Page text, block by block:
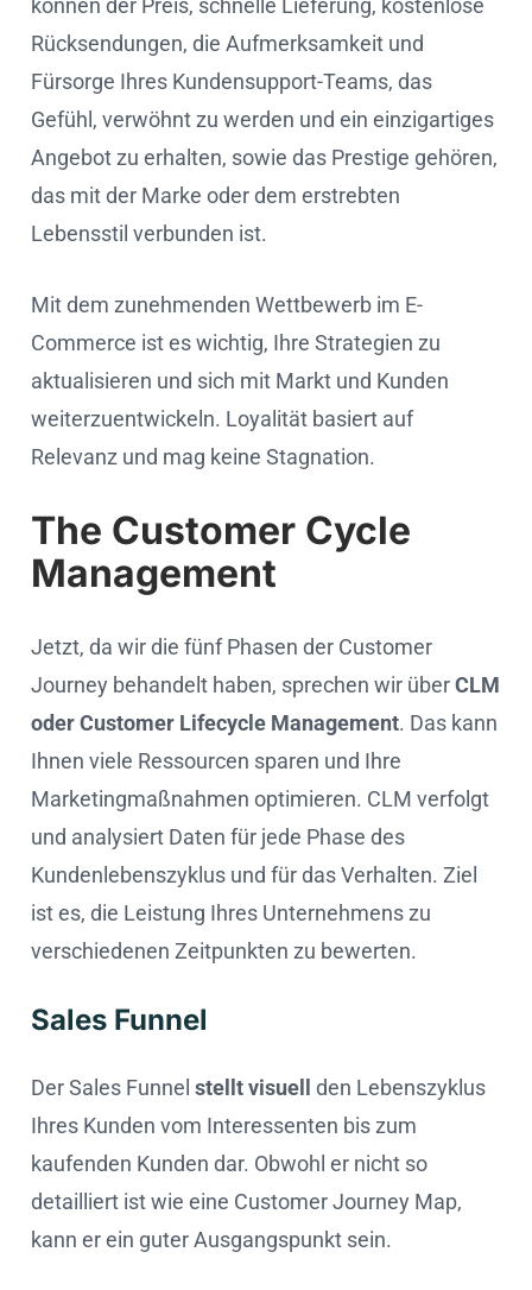
können der Preis, schnelle Lieferung, kostenlose
Rücksendungen, die Aufmerksamkeit und
Fürsorge Ihres Kundensupport-Teams, das
Gefühl, verwöhnt zu werden und ein einzigartiges
Angebot zu erhalten, sowie das Prestige gehören,
das mit der Marke oder dem erstrebten
Lebensstil verbunden ist.
Mit dem zunehmenden Wettbewerb im E-
Commerce ist es wichtig, Ihre Strategien zu
aktualisieren und sich mit Markt und Kunden
weiterzuentwickeln. Loyalität basiert auf
Relevanz und mag keine Stagnation.
The Customer Cycle
Management
Jetzt, da wir die fünf Phasen der Customer
Journey behandelt haben, sprechen wir überCLM
oder Customer Lifecycle Management. Das kann
Ihnen viele Ressourcen sparen und Ihre
Marketingmaßnahmen optimieren. CLM verfolgt
und analysiert Daten für jede Phase des
Kundenlebenszyklus und für das Verhalten. Ziel
ist es, die Leistung Ihres Unternehmens zu
verschiedenen Zeitpunkten zu bewerten.
Sales Funnel
Der Sales Funnel stellt visuell
den Lebenszyklus
Ihres Kunden vom Interessenten bis zum
kaufenden Kunden dar. Obwohl er nicht so
detailliert ist wie eine Customer Journey Map,
kann er ein guter Ausgangspunkt sein.